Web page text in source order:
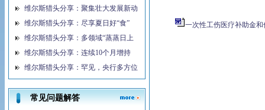
维尔斯猎头分享：聚集壮大发展新动
维尔斯猎头分享：尽享夏日好“食”
维尔斯猎头分享：多领域“蒸蒸日上
维尔斯猎头分享：连续10个月增持
维尔斯猎头分享：罕见，央行多方位
常见问题解答
一次性工伤医疗补助金